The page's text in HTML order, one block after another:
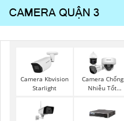
Camera Kbvision
Starlight
Camera Chống
Nhiễu Tốt